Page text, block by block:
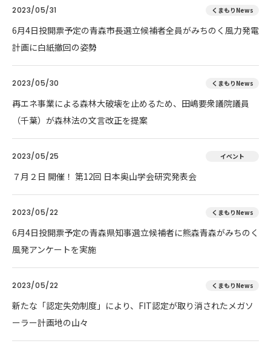
2023/05/31 くまもりNews
6月4日投開票予定の青森市長選立候補者全員がみちのく風力発電
計画に白紙撤回の姿勢
2023/05/30 くまもりNews
再エネ事業による森林大破壊を止めるため、田嶋要衆議院議員
（千葉）が森林法の文言改正を提案
2023/05/25 イベント
７月２日 開催！ 第12回 日本奥山学会研究発表会
2023/05/22 くまもりNews
6月4日投開票予定の青森県知事選立候補者に熊森青森がみちのく
風発アンケートを実施
2023/05/22 くまもりNews
新たな「認定失効制度」により、FIT認定が取り消されたメガソ
ーラー計画地の山々